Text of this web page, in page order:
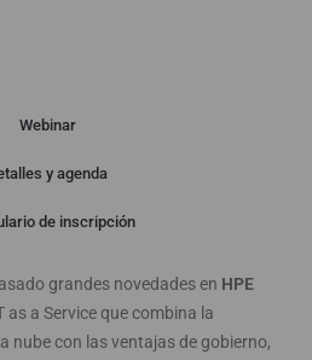
Webinar
y agenda
de inscripción
grandes novedades en HPE
as a Service que combina la
nube con las ventajas de gobierno,